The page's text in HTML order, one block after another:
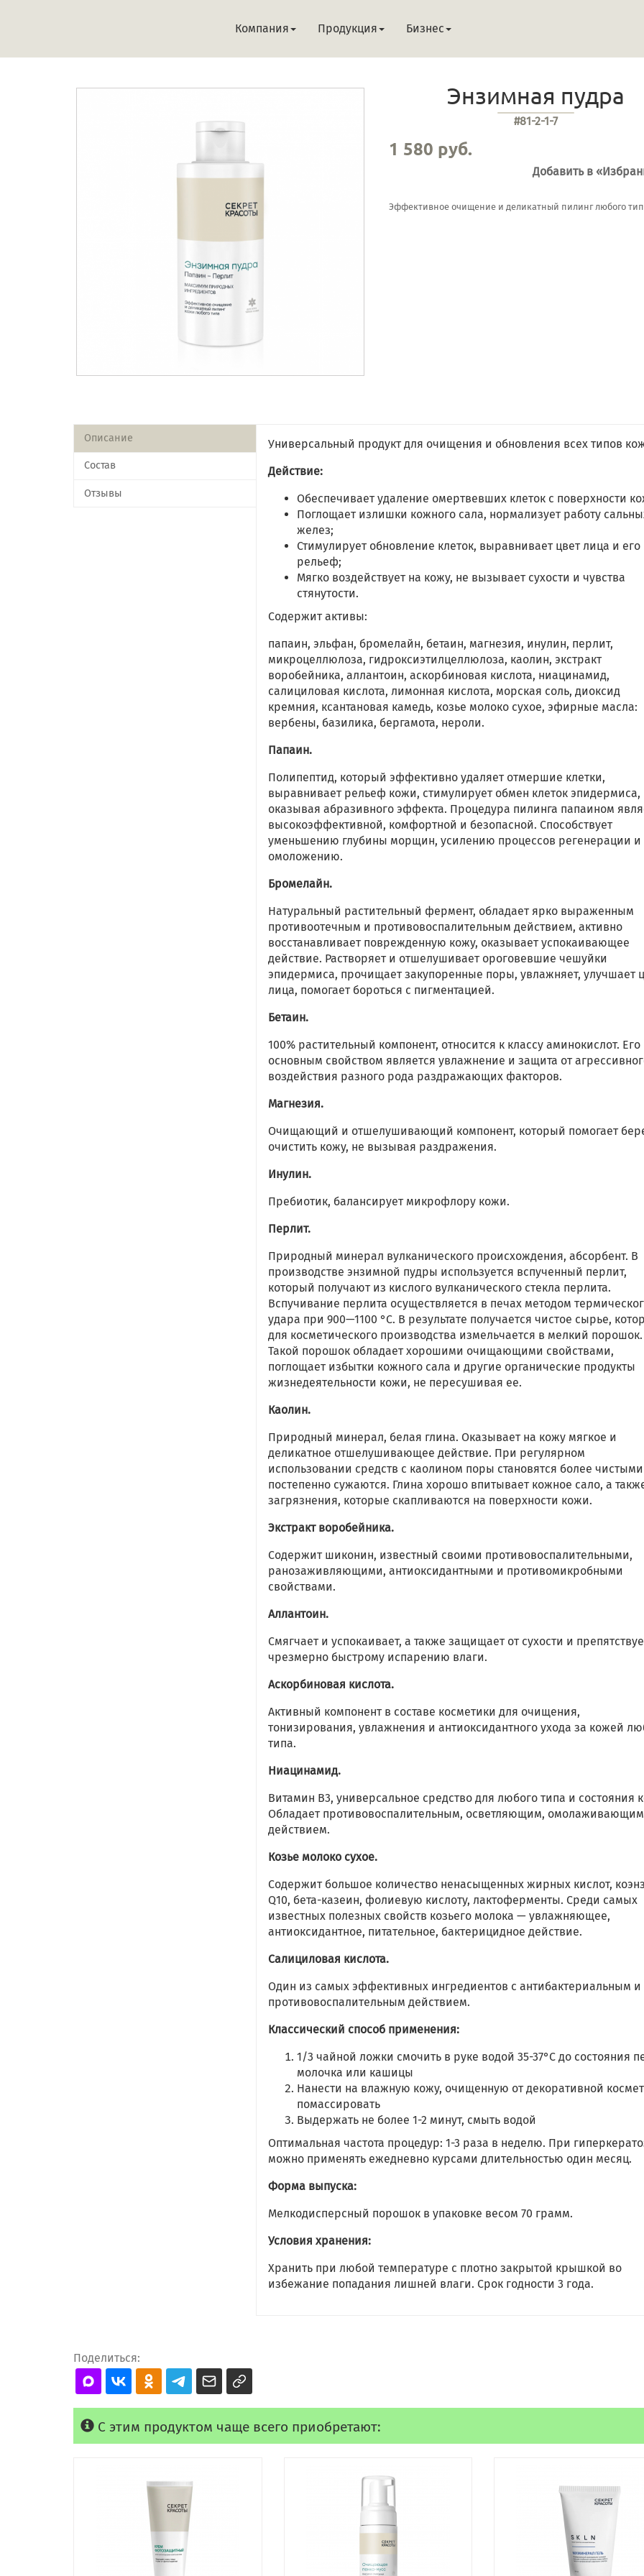
Компания Продукция Бизнес
Энзимная пудра
#81-2-1-7
1 580 руб.
Добавить в
Эффективное очищение и деликатный пилинг любого
Описание
Состав
Отзывы
Универсальный продукт для очищения и обновления всех типов
Действие:
Обеспечивает удаление омертвевших клеток с поверхности
Поглощает излишки кожного сала, нормализует работу
желез;
Стимулирует обновление клеток, выравнивает цвет лица и его
рельеф;
Мягко воздействует на кожу, не вызывает сухости и чувства
стянутости.
Содержит активы:
папаин, эльфан, бромелайн, бетаин, магнезия, инулин, перлит,
микроцеллюлоза, гидроксиэтилцеллюлоза, каолин, экстракт
воробейника, аллантоин, аскорбиновая кислота, ниацинамид,
салициловая кислота, лимонная кислота, морская соль, диоксид
кремния, ксантановая камедь, козье молоко сухое, эфирные масла:
вербены, базилика, бергамота, нероли.
Папаин.
Полипептид, который эффективно удаляет отмершие клетки,
выравнивает рельеф кожи, стимулирует обмен клеток эпидермиса,
оказывая абразивного эффекта. Процедура пилинга папаином
высокоэффективной, комфортной и безопасной. Способствует
уменьшению глубины морщин, усилению процессов регенерации и
омоложению.
Бромелайн.
Натуральный растительный фермент, обладает ярко выраженным
противоотечным и противовоспалительным действием, активно
восстанавливает поврежденную кожу, оказывает успокаивающее
действие. Растворяет и отшелушивает ороговевшие чешуйки
эпидермиса, прочищает закупоренные поры, увлажняет, улучшает
лица, помогает бороться с пигментацией.
Бетаин.
100% растительный компонент, относится к классу аминокислот. Его
основным свойством является увлажнение и защита от
воздействия разного рода раздражающих факторов.
Магнезия.
Очищающий и отшелушивающий компонент, который помогает
очистить кожу, не вызывая раздражения.
Инулин.
Пребиотик, балансирует микрофлору кожи.
Перлит.
Природный минерал вулканического происхождения, абсорбент. В
производстве энзимной пудры используется вспученный перлит,
который получают из кислого вулканического стекла перлита.
Вспучивание перлита осуществляется в печах методом
удара при 900—1100 °С. В результате получается чистое сырье,
для косметического производства измельчается в мелкий порошок.
Такой порошок обладает хорошими очищающими свойствами,
поглощает избытки кожного сала и другие органические продукты
жизнедеятельности кожи, не пересушивая ее.
Каолин.
Природный минерал, белая глина. Оказывает на кожу мягкое и
деликатное отшелушивающее действие. При регулярном
использовании средств с каолином поры становятся более
постепенно сужаются. Глина хорошо впитывает кожное сало, а
загрязнения, которые скапливаются на поверхности кожи.
Экстракт воробейника.
Содержит шиконин, известный своими противовоспалительными,
ранозаживляющими, антиоксидантными и противомикробными
свойствами.
Аллантоин.
Смягчает и успокаивает, а также защищает от сухости и
чрезмерно быстрому испарению влаги.
Аскорбиновая кислота.
Активный компонент в составе косметики для очищения,
тонизирования, увлажнения и антиоксидантного ухода за кожей
типа.
Ниацинамид.
Витамин В3, универсальное средство для любого типа и состояния
Обладает противовоспалительным, осветляющим, омолаживающим
действием.
Козье молоко сухое.
Содержит большое количество ненасыщенных жирных кислот,
Q10, бета-казеин, фолиевую кислоту, лактоферменты. Среди самых
известных полезных свойств козьего молока — увлажняющее,
антиоксидантное, питательное, бактерицидное действие.
Салициловая кислота.
Один из самых эффективных ингредиентов с антибактериальным и
противовоспалительным действием.
Классический способ применения:
1/3 чайной ложки смочить в руке водой 35-37°C до состояния
молочка или кашицы
Нанести на влажную кожу, очищенную от декоративной
помассировать
Выдержать не более 1-2 минут, смыть водой
Оптимальная частота процедур: 1-3 раза в неделю. При
можно применять ежедневно курсами длительностью один месяц.
Форма выпуска:
Мелкодисперсный порошок в упаковке весом 70 грамм.
Условия хранения:
Хранить при любой температуре с плотно закрытой крышкой во
избежание попадания лишней влаги. Срок годности 3 года.
Поделиться:
С этим продуктом чаще всего приобретают: